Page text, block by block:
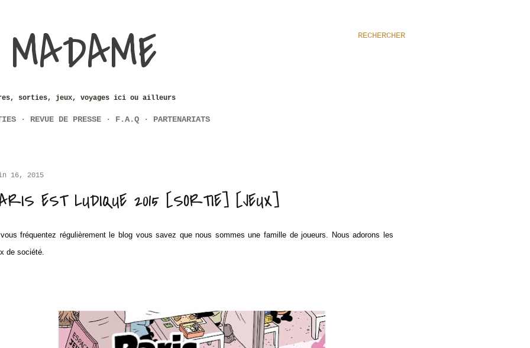
RECHERCHER
sorties, jeux, voyages ici ou ailleurs
REVUE DE PRESSE F.A.Q PARTENARIATS
16, 2015
EST LUDIQUE 2015 [SORTIE] [JEUX]
fréquentez régulièrement le blog vous savez que nous sommes une famille de joueurs. Nous adorons les
de société.